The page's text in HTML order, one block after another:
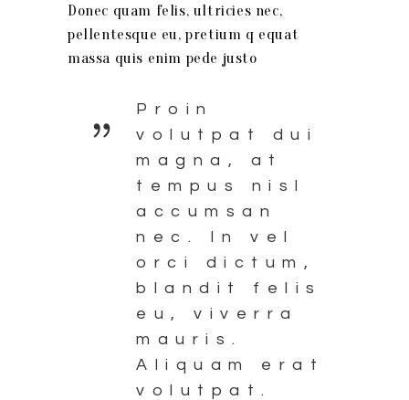
Donec quam felis, ultricies nec,
pellentesque eu, pretium q equat
massa quis enim pede justo
Proin
volutpat dui
magna, at
tempus nisl
accumsan
nec. In vel
orci dictum,
blandit felis
eu, viverra
mauris.
Aliquam erat
volutpat.